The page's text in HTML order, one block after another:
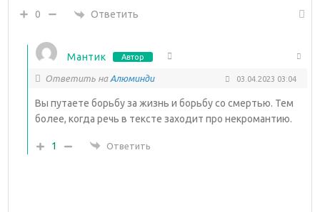
0 Ответить
Мантик Автор
Ответить на Алюминди 03.04.2023 03:04
Вы путаете борьбу за жизнь и борьбу со смертью. Тем
более, когда речь в тексте заходит про некромантию.
1 Ответить